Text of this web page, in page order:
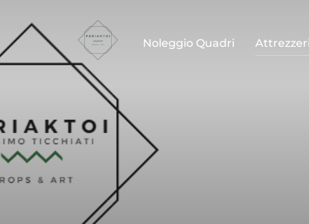
contenuto
Noleggio Quadri